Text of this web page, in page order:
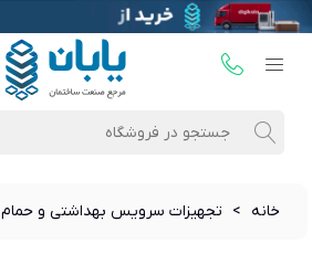
خانه > تجهیزات سرویس بهداشتی و حمام